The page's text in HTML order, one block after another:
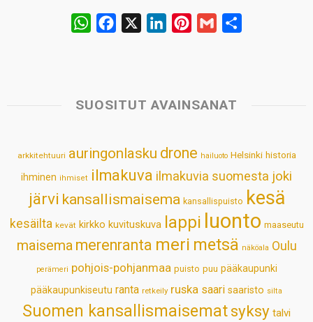
W
s
p
b
k
e
n
e
s
t
l
SUOSITUT AVAINSANAT
arkkitehtuuri auringonlasku drone hailuoto Helsinki historia
ihminen ihmiset ilmakuva ilmakuvia suomesta joki
järvi kansallismaisema kansallispuisto kesä
kesäilta kevät kirkko kuvituskuva lappi luonto maaseutu
maisema merenranta meri metsä näköala Oulu
perämeri pohjois-pohjanmaa puisto puu pääkaupunki
pääkaupunkiseutu ranta retkeily ruska saari saaristo silta
Suomen kansallismaisematsyksy talvi